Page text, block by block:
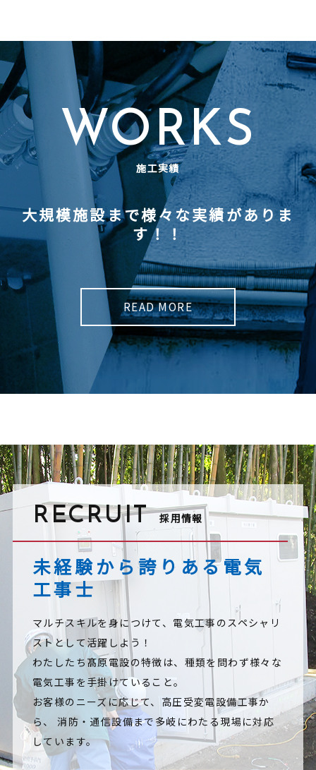
WORKS
施工実績
大規模施設まで様々な実績がありま
す！！
READ MORE
RECRUIT 採用情報
未経験から誇りある電気
工事士
マルチスキルを身につけて、電気工事のスペシャリ
ストとして活躍しよう！
わたしたち髙原電設の特徴は、種類を問わず様々な
電気工事を手掛けていること。
お客様のニーズに応じて、高圧受変電設備工事か
ら、
消防・通信設備まで多岐にわたる現場に対応
しています。